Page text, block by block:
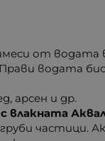
от водата
водата
арсен и др.
влакната
частици.